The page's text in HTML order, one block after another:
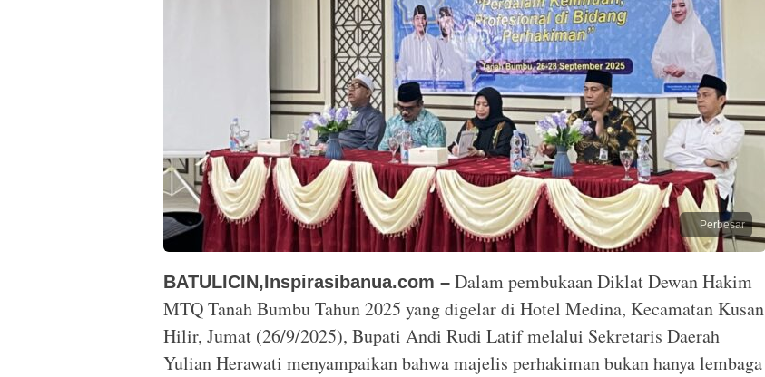
Perbesar
BATULICIN,Inspirasibanua.com – Dalam pembukaan Diklat Dewan Hakim
MTQ Tanah Bumbu Tahun 2025 yang digelar di Hotel Medina, Kecamatan Kusan
Hilir, Jumat (26/9/2025), Bupati Andi Rudi Latif melalui Sekretaris Daerah
Yulian Herawati menyampaikan bahwa majelis perhakiman bukan hanya lembaga